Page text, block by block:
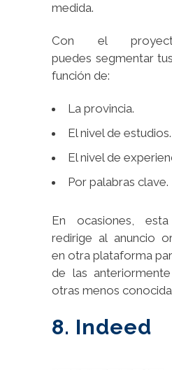
medida.
Con el
puedes segmentar
función de:
La provincia.
El nivel de estudios.
El nivel de
Por palabras clave.
En ocasiones,
redirige al anuncio
en otra plataforma
de las
otras menos
8. Indeed